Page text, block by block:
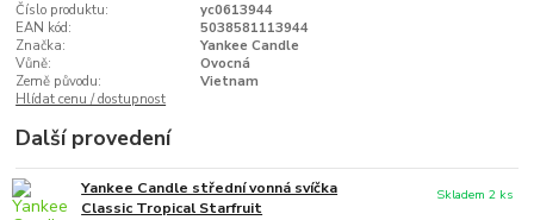
Číslo produktu:
yc0613944
EAN kód:
5038581113944
Značka:
Yankee Candle
Vůně:
Ovocná
Země původu:
Vietnam
Hlídat cenu / dostupnost
Další provedení
Yankee Candle střední vonná svíčka
Classic Tropical Starfruit
Skladem 2 ks